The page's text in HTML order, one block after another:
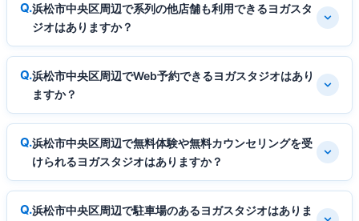
浜松市中央区周辺で系列の他店舗も利用できるヨガスタ
ジオはありますか？
浜松市中央区周辺でWeb予約できるヨガスタジオはあり
ますか？
浜松市中央区周辺で無料体験や無料カウンセリングを受
けられるヨガスタジオはありますか？
浜松市中央区周辺で駐車場のあるヨガスタジオはありま